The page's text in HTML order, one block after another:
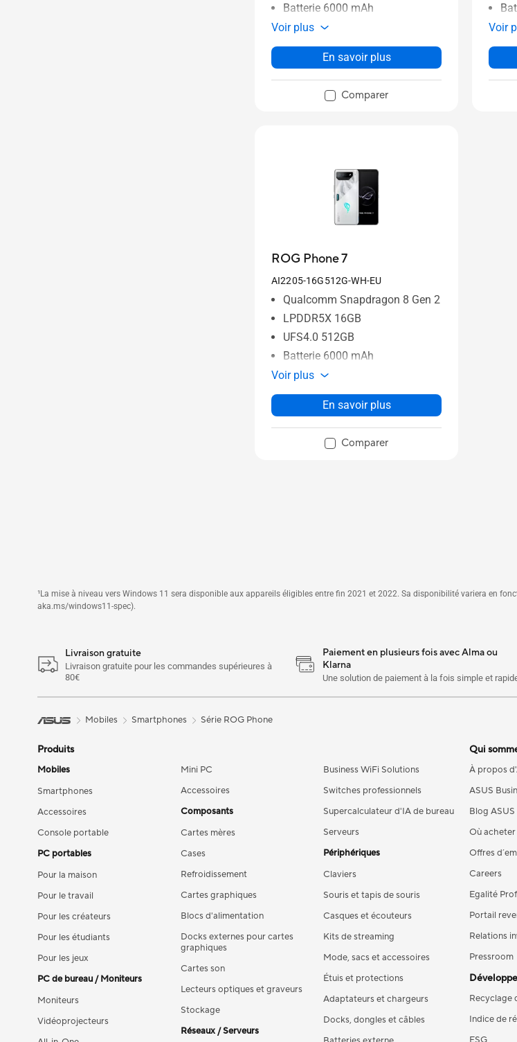
Batterie 6000 mAh
Voir plus
En savoir plus
Comparer
Voir
ROG Phone 7
AI2205-16G512G-WH-EU
Qualcomm Snapdragon 8 Gen 2
LPDDR5X 16GB
UFS4.0 512GB
Batterie 6000 mAh
Voir plus
En savoir plus
Comparer
¹La mise à niveau vers Windows 11 sera disponible aux appareils éligibles entre fin 2021 et 2022. Sa disponibilité variera en
aka.ms/windows11-spec).
Livraison gratuite
Livraison gratuite pour les commandes supérieures à
80€
Paiement en plusieurs fois avec Alma ou
Klarna
Une solution de paiement à la fois simple et
Mobiles Smartphones Série ROG Phone
Produits
Mobiles
Smartphones
Accessoires
Console portable
PC portables
Pour la maison
Pour le travail
Pour les créateurs
Pour les étudiants
Pour les jeux
PC de bureau / Moniteurs
Moniteurs
Vidéoprojecteurs
Mini PC
Accessoires
Composants
Cartes mères
Cases
Refroidissement
Cartes graphiques
Blocs d'alimentation
Docks externes pour cartes
graphiques
Cartes son
Lecteurs optiques et graveurs
Stockage
Réseaux / Serveurs
Business WiFi Solutions
Switches professionnels
Supercalculateur d'IA de bureau
Serveurs
Périphériques
Claviers
Souris et tapis de souris
Casques et écouteurs
Kits de streaming
Mode, sacs et accessoires
Étuis et protections
Adaptateurs et chargeurs
Docks, dongles et câbles
Qui
À propos
ASUS
Blog ASUS
Où acheter
Offres
Careers
Egalité
Portail
Relations
Pressroom
Recyclage
Indice de
ESG